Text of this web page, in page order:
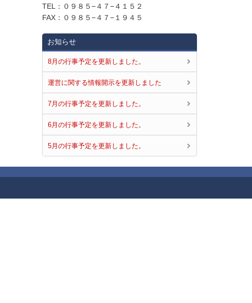
TEL：０９８５−４７−４１５２
FAX：０９８５−４７−１９４５
お知らせ
8月の行事予定を更新しました。
運営に関する情報開示を更新しました
7月の行事予定を更新しました。
6月の行事予定を更新しました。
5月の行事予定を更新しました。